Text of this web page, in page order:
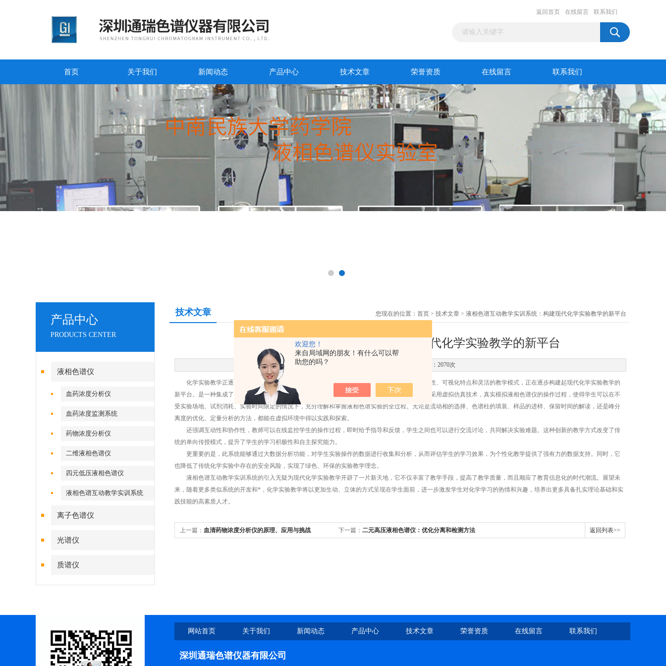
欢迎您！
来自局域网的朋友！有什么可以帮
助您的吗？
返回首页 在线留言 联系我们
首页 关于我们 新闻动态 产品中心 技术文章 荣誉资质 在线留言 联系我们
技术文章 您现在的位置： 首页 > 技术文章 > 液相色谱互动教学实训系统：构建现代化学实验教学的新平台
液相色谱互动教学实训系统：构建现代化学实验教学的新平台
更新时间：2024-01-24 点击次数：2070次
化学实验教学正逐渐步入数字化、智能化的新时代， 液相色谱互动教学实训系统以其高度仿真性、可视化特点和灵活的教学模式，正在逐步构建起现代化学实验教学的
新平台。是一种集成了液相色谱理论知识、实践操作、数据分析为一体的现代化教学工具。该系统采用虚拟仿真技术，真实模拟液相色谱仪的操作过程，使得学生可以在不
受实验场地、试剂消耗、实验时间限定的情况下，充分理解和掌握液相色谱实验的全过程。无论是流动相的选择、色谱柱的填装、样品的进样、保留时间的解读，还是峰分
离度的优化、定量分析的方法，都能在虚拟环境中得以实践和探索。
还强调互动性和协作性，教师可以在线监控学生的操作过程，即时给予指导和反馈，学生之间也可以进行交流讨论，共同解决实验难题。这种创新的教学方式改变了传
统的单向传授模式，提升了学生的学习积极性和自主探究能力。
更重要的是，此系统能够通过大数据分析功能，对学生实验操作的数据进行收集和分析，从而评估学生的学习效果，为个性化教学提供了强有力的数据支持。同时，它
也降低了传统化学实验中存在的安全风险，实现了绿色、环保的实验教学理念。
液相色谱互动教学实训系统的引入无疑为现代化学实验教学开辟了一片新天地，它不仅丰富了教学手段，提高了教学质量，而且顺应了教育信息化的时代潮流。展望未
来，随着更多类似系统的开发和*，化学实验教学将以更加生动、立体的方式呈现在学生面前，进一步激发学生对化学学习的热情和兴趣，培养出更多具备扎实理论基础和实
践技能的高素质人才。
上一篇： 血清药物浓度分析仪的原理、应用与挑战 下一篇： 二元高压液相色谱仪：优化分离和检测方法 返回列表>>
产品中心
PRODUCTS CENTER
液相色谱仪
血药浓度分析仪
血药浓度监测系统
药物浓度分析仪
二维液相色谱仪
四元低压液相色谱仪
液相色谱互动教学实训系统
离子色谱仪
光谱仪
质谱仪
网站首页 关于我们 新闻动态 产品中心 技术文章 荣誉资质 在线留言 联系我们
深圳通瑞色谱仪器有限公司